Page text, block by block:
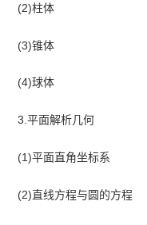
(2)柱体
(3)锥体
(4)球体
3.平面解析几何
(1)平面直角坐标系
(2)直线方程与圆的方程